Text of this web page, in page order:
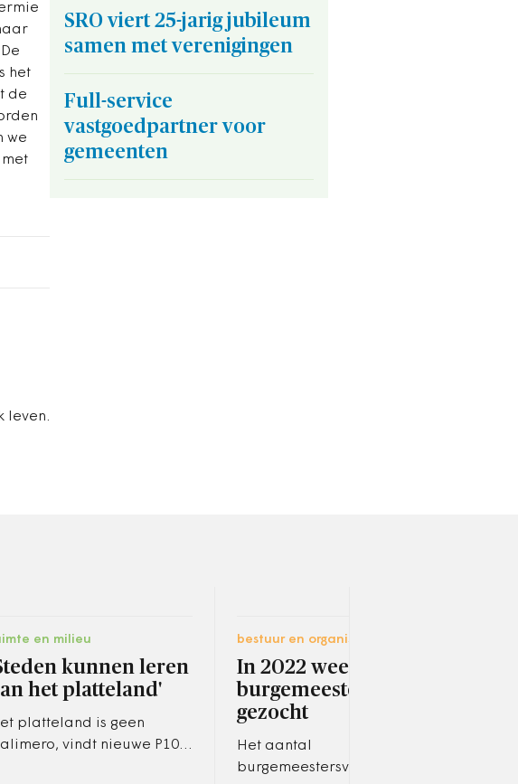
het
de
we
SRO viert 25-jarig jubileum
samen met verenigingen
Full-service
vastgoedpartner voor
gemeenten
leven.
en milieu
kunnen leren
het platteland'
platteland is geen
vindt nieuwe P10-
bestuur en organisatie
In 2022 weer meer
burgemeesters
gezocht
Het aantal
burgemeestersvacatures